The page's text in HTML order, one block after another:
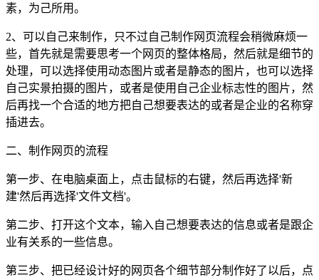
素，为己所用。
2、可以自己来制作，只不过自己制作网页流程会稍微麻烦一
些，首先就是需要思考一个网页的整体格局，然后就是细节的
处理，可以选择使用动态图片或者是静态的图片，也可以选择
自己实景拍摄的图片，或者是使用自己企业标志性的图片，然
后再找一个合适的地方把自己想要表达的或者是企业的名称穿
插进去。
二、制作网页的流程
第一步、在电脑桌面上，点击鼠标的右键，然后再选择'新
建'然后再选择'文件文档'。
第二步、打开这个文本，输入自己想要表达的信息或者是跟企
业有关系的一些信息。
第三步、把已经设计好的网页各个细节部分制作好了以后，点